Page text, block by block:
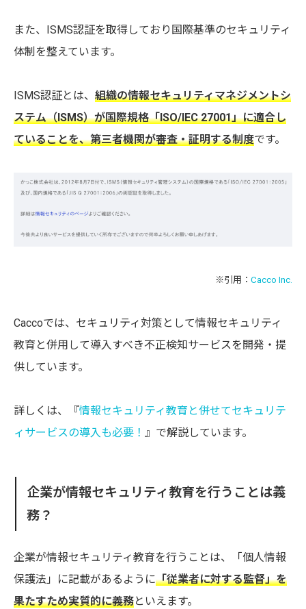
また、ISMS認証を取得しており国際基準のセキュリティ
体制を整えています。
ISMS認証とは、 組織の情報セキュリティマネジメントシ
ステム（ISMS）が国際規格「ISO/IEC 27001」に適合し
ていることを、第三者機関が審査・証明する制度です。
※引用： Cacco Inc.
Caccoでは、セキュリティ対策として情報セキュリティ
教育と併用して導入すべき不正検知サービスを開発・提
供しています。
詳しくは、『情報セキュリティ教育と併せてセキュリテ
ィサービスの導入も必要！ 』で解説しています。
企業が情報セキュリティ教育を行うことは義
務？
企業が情報セキュリティ教育を行うことは、「個人情報
保護法」に記載があるように「従業者に対する監督」を
果たすため実質的に義務といえます。